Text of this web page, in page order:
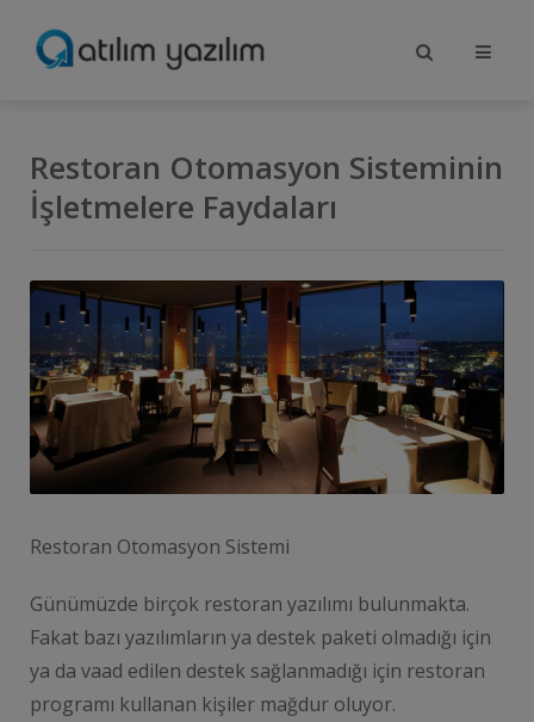
Restoran Otomasyon Sisteminin
İşletmelere Faydaları
Restoran Otomasyon Sistemi
Günümüzde birçok restoran yazılımı bulunmakta.
Fakat bazı yazılımların ya destek paketi olmadığı için
ya da vaad edilen destek sağlanmadığı için restoran
programı kullanan kişiler mağdur oluyor.